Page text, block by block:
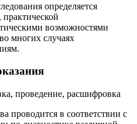
определяется
возможностями
многих случаях
проводится в соответствии с